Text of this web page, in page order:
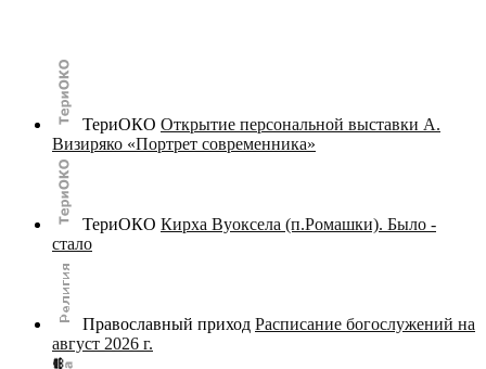
ТериОКО Открытие персональной выставки А.
Визиряко «Портрет современника»
ТериОКО Кирха Вуоксела (п.Ромашки). Было -
стало
Православный приход Расписание богослужений на
август 2026 г.